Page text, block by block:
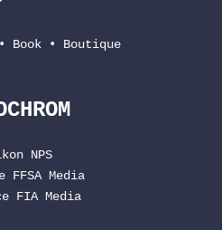
Book • Boutique
NPS
FFSAMedia
FIAMedia